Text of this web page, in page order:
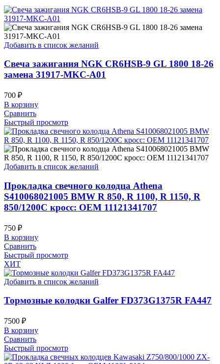
Добавить в список желаний
Свеча зажигания NGK CR6HSB-9 GL 1800 18-26
замена 31917-MKC-A01
700 ₽
В корзину
Сравнить
Быстрый просмотр
Добавить в список желаний
Прокладка свечного колодца Athena
S410068021005 BMW R 850, R 1100, R 1150, R
850/1200C кросс: OEM 11121341707
750 ₽
В корзину
Сравнить
Быстрый просмотр
ХИТ
Добавить в список желаний
Тормозные колодки Galfer FD373G1375R FA447
7500 ₽
В корзину
Сравнить
Быстрый просмотр